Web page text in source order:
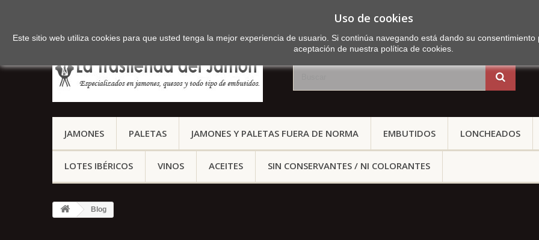
JAMONES PALETAS JAMONES Y PALETAS FUERA DE NORMA EMBUTIDOS LONCHEADOS
LOTES IBÉRICOS VINOS ACEITES SIN CONSERVANTES / NI COLORANTES
Blog
Uso de cookies
Este sitio web utiliza cookies para que usted tenga la mejor experiencia de usuario. Si continúa navegando está dando su
aceptación de nuestra política de cookies.